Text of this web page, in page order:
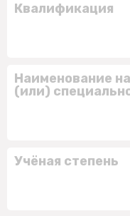
Квалификация
Наименование
(или)
Учёная степень